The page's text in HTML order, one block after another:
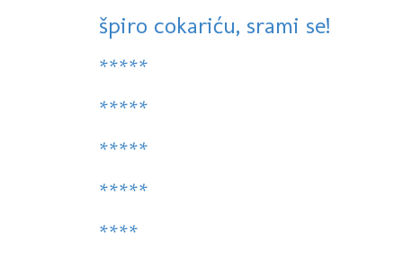
špiro cokariću, srami se!
*****
*****
*****
*****
****